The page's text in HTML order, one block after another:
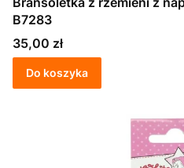
B7283
Cena
35,00 zł
Do koszyka